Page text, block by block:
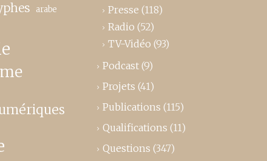
arabe
Presse (118)
Radio (52)
TV-Vidéo (93)
Podcast (9)
Projets (41)
Publications (115)
Qualifications (11)
Questions (347)